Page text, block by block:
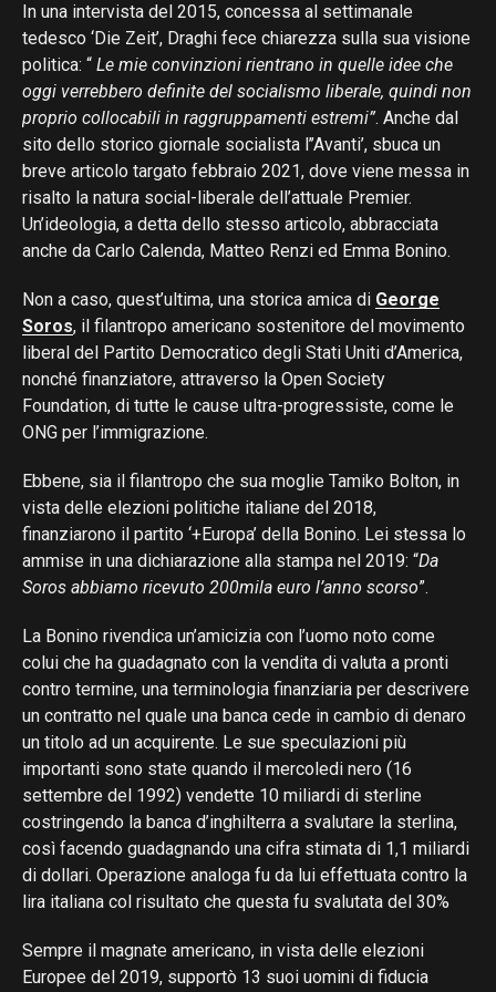
In una intervista del 2015, concessa al settimanale
tedesco ‘Die Zeit’, Draghi fece chiarezza sulla sua visione
politica: “ Le mie convinzioni rientrano in quelle idee che
oggi verrebbero definite del socialismo liberale, quindi non
proprio collocabili in raggruppamenti estremi”. Anche dal
sito dello storico giornale socialista l’’Avanti’, sbuca un
breve articolo targato febbraio 2021, dove viene messa in
risalto la natura social-liberale dell’attuale Premier.
Un’ideologia, a detta dello stesso articolo, abbracciata
anche da Carlo Calenda, Matteo Renzi ed Emma Bonino.
Non a caso, quest’ultima, una storica amica di George
Soros, il filantropo americano sostenitore del movimento
liberal del Partito Democratico degli Stati Uniti d’America,
nonché finanziatore, attraverso la Open Society
Foundation, di tutte le cause ultra-progressiste, come le
ONG per l’immigrazione.
Ebbene, sia il filantropo che sua moglie Tamiko Bolton, in
vista delle elezioni politiche italiane del 2018,
finanziarono il partito ‘+Europa’ della Bonino. Lei stessa lo
ammise in una dichiarazione alla stampa nel 2019: “Da
Soros abbiamo ricevuto 200mila euro l’anno scorso”.
La Bonino rivendica un’amicizia con l’uomo noto come
colui che ha guadagnato con la vendita di valuta a pronti
contro termine, una terminologia finanziaria per descrivere
un contratto nel quale una banca cede in cambio di denaro
un titolo ad un acquirente. Le sue speculazioni più
importanti sono state quando il mercoledi nero (16
settembre del 1992) vendette 10 miliardi di sterline
costringendo la banca d’inghilterra a svalutare la sterlina,
così facendo guadagnando una cifra stimata di 1,1 miliardi
di dollari. Operazione analoga fu da lui effettuata contro la
lira italiana col risultato che questa fu svalutata del 30%
Sempre il magnate americano, in vista delle elezioni
Europee del 2019, supportò 13 suoi uomini di fiducia